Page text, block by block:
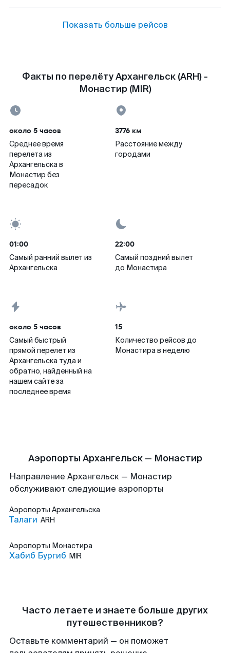
Показать больше рейсов
Факты по перелёту Архангельск (ARH) -
Монастир (MIR)
около 5 часов
Среднее время
перелета из
Архангельска в
Монастир без
пересадок
3776 км
Расстояние между
городами
01:00
Самый ранний вылет из
Архангельска
22:00
Самый поздний вылет
до Монастира
около 5 часов
Самый быстрый
прямой перелет из
Архангельска туда и
обратно, найденный на
нашем сайте за
последнее время
15
Количество рейсов до
Монастира в неделю
Аэропорты Архангельск — Монастир
Направление Архангельск — Монастир
обслуживают следующие аэропорты
Аэропорты Архангельска
Талаги ARH
Аэропорты Монастира
Хабиб Бургиб MIR
Часто летаете и знаете больше других
путешественников?
Оставьте комментарий — он поможет